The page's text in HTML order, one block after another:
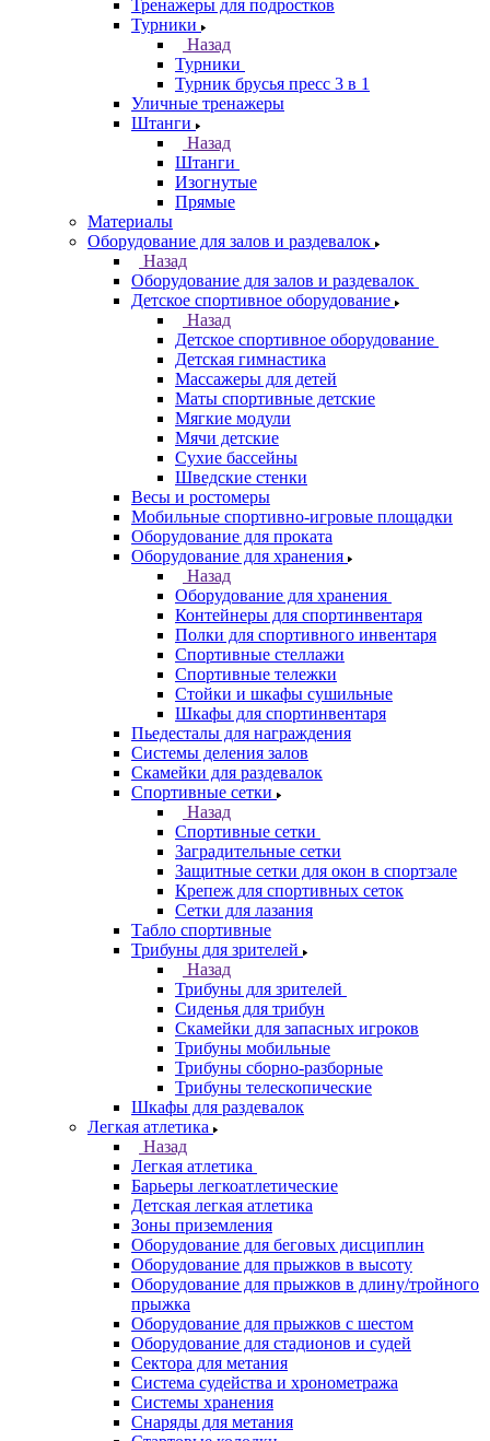
Тренажеры для подростков
Турники
Назад
Турники
Турник брусья пресс 3 в 1
Уличные тренажеры
Штанги
Назад
Штанги
Изогнутые
Прямые
Материалы
Оборудование для залов и раздевалок
Назад
Оборудование для залов и раздевалок
Детское спортивное оборудование
Назад
Детское спортивное оборудование
Детская гимнастика
Массажеры для детей
Маты спортивные детские
Мягкие модули
Мячи детские
Сухие бассейны
Шведские стенки
Весы и ростомеры
Мобильные спортивно-игровые площадки
Оборудование для проката
Оборудование для хранения
Назад
Оборудование для хранения
Контейнеры для спортинвентаря
Полки для спортивного инвентаря
Спортивные стеллажи
Спортивные тележки
Стойки и шкафы сушильные
Шкафы для спортинвентаря
Пьедесталы для награждения
Системы деления залов
Скамейки для раздевалок
Спортивные сетки
Назад
Спортивные сетки
Заградительные сетки
Защитные сетки для окон в спортзале
Крепеж для спортивных сеток
Сетки для лазания
Табло спортивные
Трибуны для зрителей
Назад
Трибуны для зрителей
Сиденья для трибун
Скамейки для запасных игроков
Трибуны мобильные
Трибуны сборно-разборные
Трибуны телескопические
Шкафы для раздевалок
Легкая атлетика
Назад
Легкая атлетика
Барьеры легкоатлетические
Детская легкая атлетика
Зоны приземления
Оборудование для беговых дисциплин
Оборудование для прыжков в высоту
Оборудование для прыжков в длину/тройного
прыжка
Оборудование для прыжков с шестом
Оборудование для стадионов и судей
Сектора для метания
Система судейства и хронометража
Системы хранения
Снаряды для метания